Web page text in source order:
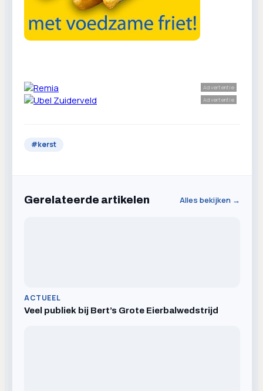
Advertentie
Advertentie
#kerst
Gerelateerde artikelen Alles bekijken →
ACTUEEL
Veel publiek bij Bert’s Grote Eierbalwedstrijd